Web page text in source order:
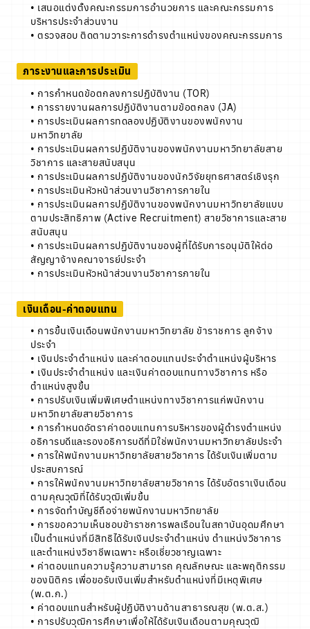
• เสนอแต่งตั้งคณะกรรมการอำนวยการ และคณะกรรมการ
บริหารประจำส่วนงาน
• ตรวจสอบ ติดตามวาระการดำรงตำแหน่งของคณะกรรมการ
ภาระงานและการประเมิน
• การกำหนดข้อตกลงการปฏิบัติงาน (TOR)
• การรายงานผลการปฏิบัติงานตามข้อตกลง (JA)
• การประเมินผลการทดลองปฏิบัติงานของพนักงาน
มหาวิทยาลัย
• การประเมินผลการปฏิบัติงานของพนักงานมหาวิทยาลัยสาย
วิชาการ และสายสนับสนุน
• การประเมินผลการปฏิบัติงานของนักวิจัยยุทธศาสตร์เชิงรุก
• การประเมินหัวหน้าส่วนงานวิชาการภายใน
• การประเมินผลการปฏิบัติงานของพนักงานมหาวิทยาลัยแบบ
ตามประสิทธิภาพ (Active Recruitment) สายวิชาการและสาย
สนับสนุน
• การประเมินผลการปฏิบัติงานของผู้ที่ได้รับการอนุมัติให้ต่อ
สัญญาจ้างคณาจารย์ประจำ
• การประเมินหัวหน้าส่วนงานวิชาการภายใน
เงินเดือน-ค่าตอบแทน
• การขึ้นเงินเดือนพนักงานมหาวิทยาลัย ข้าราชการ ลูกจ้าง
ประจำ
• เงินประจำตำแหน่ง และค่าตอบแทนประจำตำแหน่งผู้บริหาร
• เงินประจำตำแหน่ง และเงินค่าตอบแทนทางวิชาการ หรือ
ตำแหน่งสูงขึ้น
• การปรับเงินเพิ่มพิเศษตำแหน่งทางวิชาการแก่พนักงาน
มหาวิทยาลัยสายวิชาการ
• การกำหนดอัตราค่าตอบแทนการบริหารของผู้ดำรงตำแหน่ง
อธิการบดีและรองอธิการบดีที่มิใช่พนักงานมหาวิทยาลัยประจำ
• การให้พนักงานมหาวิทยาลัยสายวิชาการ ได้รับเงินเพิ่มตาม
ประสบการณ์
• การให้พนักงานมหาวิทยาลัยสายวิชาการ ได้รับอัตราเงินเดือน
ตามคุณวุฒิที่ได้รับวุฒิเพิ่มขึ้น
• การจัดทําบัญชีถือจ่ายพนักงานมหาวิทยาลัย
• การขอความเห็นชอบข้าราชการพลเรือนในสถาบันอุดมศึกษา
เป็นตำแหน่งที่มีสิทธิได้รับเงินประจำตำแหน่ง ตำแหน่งวิชาการ
และตำแหน่งวิชาชีพเฉพาะ หรือเชี่ยวชาญเฉพาะ
• ค่าตอบแทนความรู้ความสามารถ คุณลักษณะ และพฤติกรรม
ของนิติกร เพื่อขอรับเงินเพิ่มสำหรับตำแหน่งที่มีเหตุพิเศษ
(พ.ต.ก.)
• ค่าตอบแทนสำหรับผู้ปฏิบัติงานด้านสาธารณสุข (พ.ต.ส.)
• การปรับวุฒิการศึกษาเพื่อให้ได้รับเงินเดือนตามคุณวุฒิ